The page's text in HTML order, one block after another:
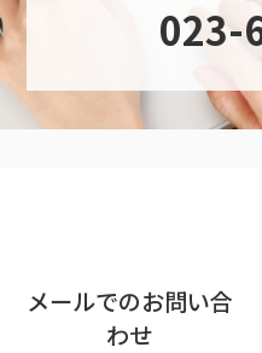
023-
ン
メールでのお問い合
わせ